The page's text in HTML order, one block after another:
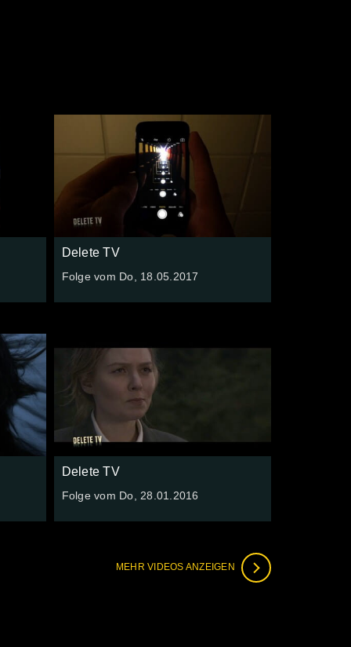
Delete TV
Folge vom Do, 18.05.2017
Delete TV
Folge vom Do, 28.01.2016
MEHR VIDEOS ANZEIGEN